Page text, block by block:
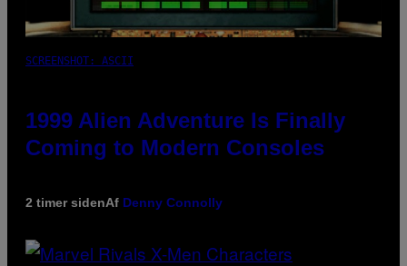
SCREENSHOT: ASCII
1999 Alien Adventure Is Finally
Coming to Modern Consoles
2 timer sidenAf Denny Connolly